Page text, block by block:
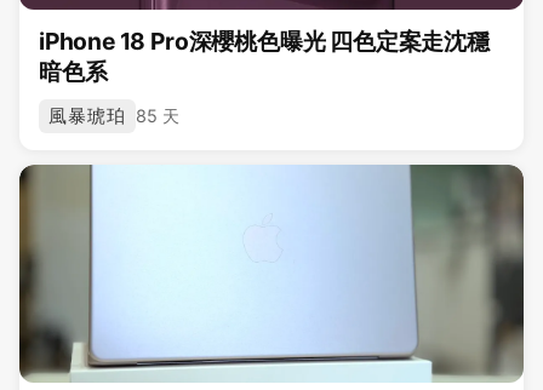
iPhone 18 Pro深櫻桃色曝光 四色定案走沈穩
暗色系
風暴琥珀 85 天